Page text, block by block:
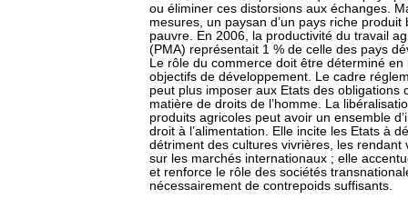
ou éliminer ces distorsions aux échanges.
mesures, un paysan d’un pays riche produit
pauvre. En 2006, la productivité du travail
(PMA) représentait 1 % de celle des pays
Le rôle du commerce doit être déterminé
objectifs de développement. Le cadre
peut plus imposer aux Etats des obligations
matière de droits de l’homme. La
produits agricoles peut avoir un ensemble
droit à l’alimentation. Elle incite les Etats à
détriment des cultures vivrières, les
sur les marchés internationaux ; elle
et renforce le rôle des sociétés
nécessairement de contrepoids suffisants.